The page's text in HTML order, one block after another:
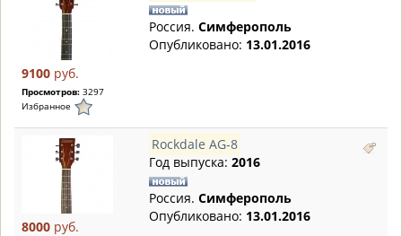
9100 руб.
Просмотров: 3297
Избранное
Россия. Симферополь
Опубликовано: 13.01.2016
8000 руб.
Rockdale AG-8
Год выпуска: 2016
Россия. Симферополь
Опубликовано: 13.01.2016